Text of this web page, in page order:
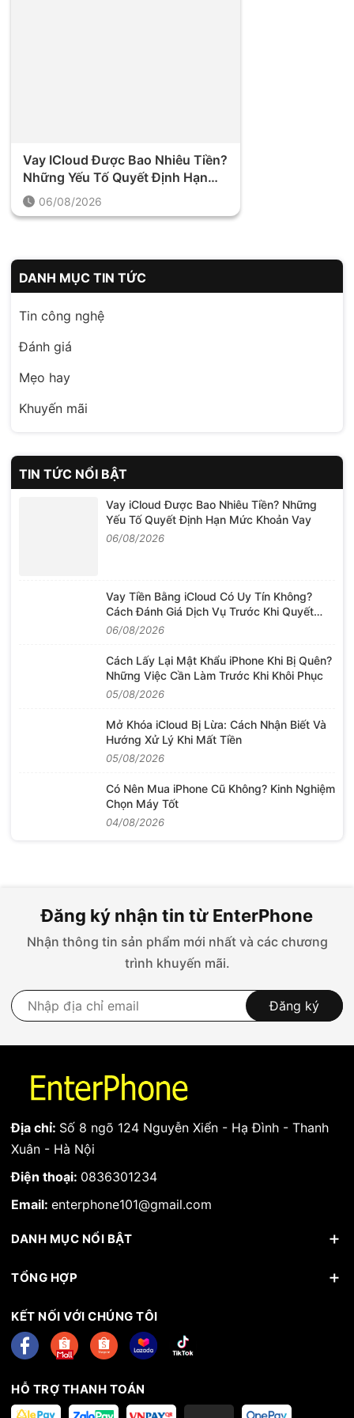
DANH MỤC TIN TỨC
Tin công nghệ
Đánh giá
Mẹo hay
Khuyến mãi
TIN TỨC NỔI BẬT
Vay iCloud Được Bao Nhiêu Tiền? Những
Yếu Tố Quyết Định Hạn Mức Khoản Vay
06/08/2026
Định
06/08/2026
Cách Lấy Lại Mật Khẩu iPhone Khi Bị Quên?
05/08/2026
Mở Khóa iCloud Bị Lừa: Cách Nhận Biết Và
05/08/2026
Có Nên Mua iPhone Cũ Không? Kinh Nghiệm
04/08/2026
Nhận thông tin sản phẩm mới nhất và các chương
trình khuyến mãi.
Địa chỉ:Số 8 ngõ 124 Nguyễn Xiển - Hạ Đình - Thanh
Xuân - Hà Nội
Điện thoại:0836301234
Email:enterphone101@gmail.com
DANH MỤC NỔI BẬT
TỔNG HỢP
KẾT NỐI VỚI CHÚNG TÔI
HỖ TRỢ THANH TOÁN